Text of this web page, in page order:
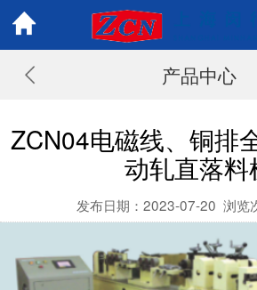
产品中心
ZCN04电磁线、铜排
动轧直落料
发布日期：2023-07-20 浏览